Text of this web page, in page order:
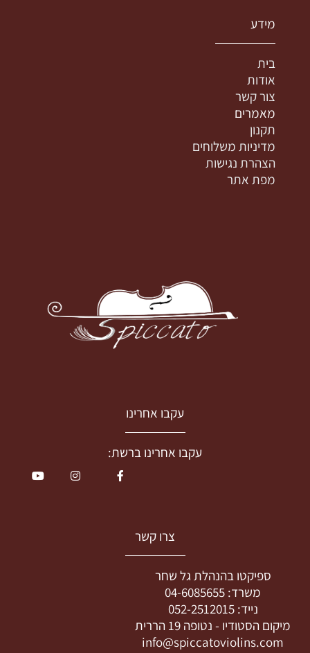
מידע
בית
אודות
צור קשר
מאמרים
תקנון
מדיניות משלוחים
הצהרת נגישות
מפת אתר
עקבו אחרינו
עקבו אחרינו ברשת:
צרו קשר
ספיקטו בהנהלת גל שחר
משרד: 04-6085655
נייד:052-2512015
מיקום הסטודיו - נטופה 19 הררית
info@spiccatoviolins.com